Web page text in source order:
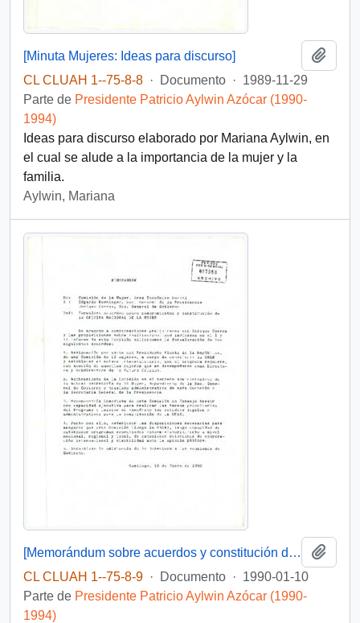
[Minuta Mujeres: Ideas para discurso]
CL CLUAH 1--75-8-8 · Documento · 1989-11-29
Parte de Presidente Patricio Aylwin Azócar (1990-
1994)
Ideas para discurso elaborado por Mariana Aylwin, en
el cual se alude a la importancia de la mujer y la
familia.
Aylwin, Mariana
[Memorándum sobre acuerdos y constitución de Oficina Nacional de la Mujer]
CL CLUAH 1--75-8-9 · Documento · 1990-01-10
Parte de Presidente Patricio Aylwin Azócar (1990-
1994)